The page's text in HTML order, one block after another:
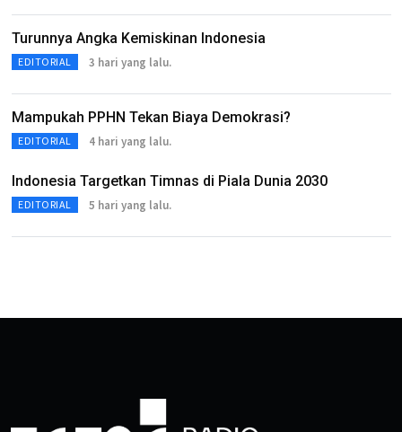
Turunnya Angka Kemiskinan Indonesia
EDITORIAL 3 hari yang lalu.
Mampukah PPHN Tekan Biaya Demokrasi?
EDITORIAL 4 hari yang lalu.
Indonesia Targetkan Timnas di Piala Dunia 2030
EDITORIAL 5 hari yang lalu.